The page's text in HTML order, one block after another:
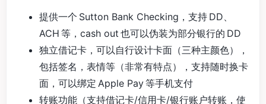
提供一个 Sutton Bank Checking，支持 DD、
ACH 等，cash out 也可以伪装为部分银行的 DD
独立借记卡，可以自行设计卡面（三种主颜色），
包括签名，表情等（非常有特点），支持随时换卡
面，可以绑定 Apple Pay 等手机支付
转账功能（支持借记卡/信用卡/银行账户转账，使